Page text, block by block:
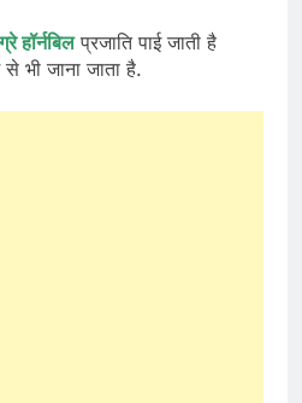
ग्रे हॉर्नबिलप्रजाति पाई जाती है
भी जाना जाता है.